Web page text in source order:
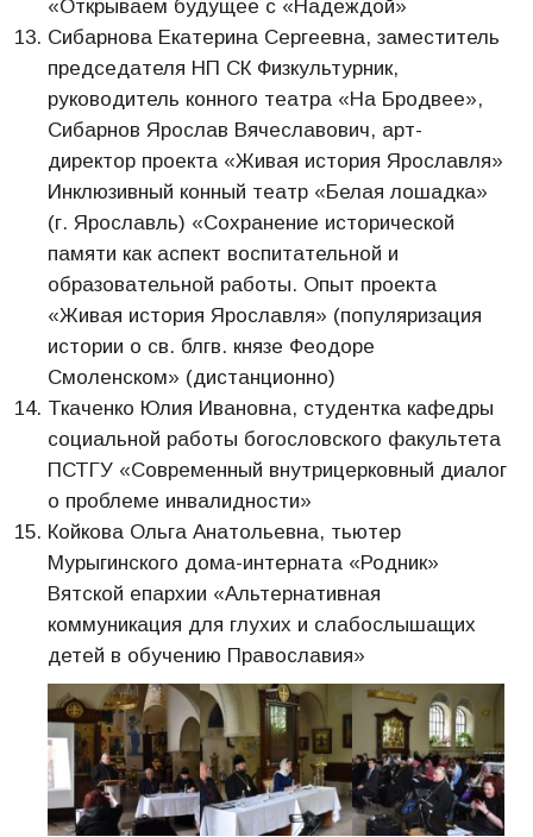
«Открываем будущее с «Надеждой»
Сибарнова Екатерина Сергеевна, заместитель
председателя НП СК Физкультурник,
руководитель конного театра «На Бродвее»,
Сибарнов Ярослав Вячеславович, арт-
директор проекта «Живая история Ярославля»
Инклюзивный конный театр «Белая лошадка»
(г. Ярославль) «Сохранение исторической
памяти как аспект воспитательной и
образовательной работы. Опыт проекта
«Живая история Ярославля» (популяризация
истории о св. блгв. князе Феодоре
Смоленском» (дистанционно)
Ткаченко Юлия Ивановна, студентка кафедры
социальной работы богословского факультета
ПСТГУ «Современный внутрицерковный диалог
о проблеме инвалидности»
Койкова Ольга Анатольевна, тьютер
Мурыгинского дома-интерната «Родник»
Вятской епархии «Альтернативная
коммуникация для глухих и слабослышащих
детей в обучению Православия»